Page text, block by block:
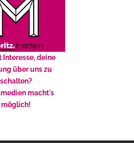
Interesse, deine
über uns zu
schalten?
macht's
möglich!